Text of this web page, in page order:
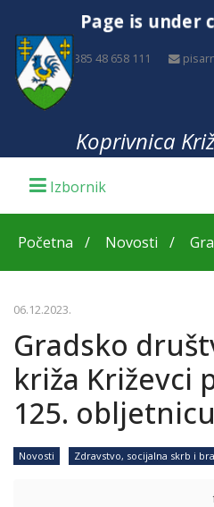
Page is under
+385 48 658 111
Koprivnica
Početna Novosti
06.12.2023.
Gradsko
križa Križevci
125. obljetnicu
Novosti Zdravstvo, socijalna skrb i